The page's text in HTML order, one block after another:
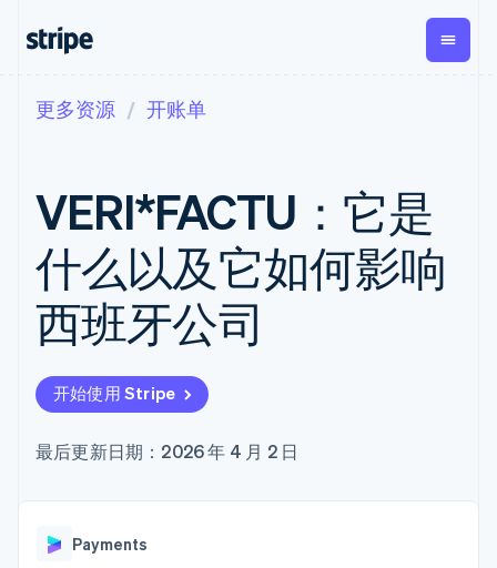
支付
在线支付
Managed
Payments
备案商家解决
方案
Payment links
无代码支付
预构建支付界
面
Elements
灵活的 UI 组件
支付方式
上
线下支付
营收
经常性收入
Metronome
按用量计费
Subscriptions
订阅管理
Invoicing
一次性或定期
Tax
销售税和增值
Revenue
Recognition
Stripe Sigma
Global
Payouts
向第三
方打款
Crypto
按企业阶段
按应用场景
智能体商务
加密货币
电子商务
嵌入式金融
财务自动化
全球化企业
交易市场
文档
库与 SDK
Stripe Apps
指南
接受线上付款
实施预置结账流程
构建平台或交易市场
管理订阅
发行稳定币支持的支付卡
学习
指南
支持
获取支持
托管支持方案
专业服务
公司
更多资源 开账单
VERI*FACTU：它是
什么以及它如何影响
西班牙公司
开始使用 Stripe
最后更新日期：2026 年 4 月 2 日
Payments